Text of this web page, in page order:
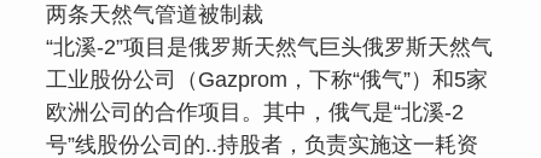
两条天然气管道被制裁
“北溪-2”项目是俄罗斯天然气巨头俄罗斯天然气
工业股份公司（Gazprom，下称“俄气”）和5家
欧洲公司的合作项目。其中，俄气是“北溪-2
号”线股份公司的..持股者，负责实施这一耗资